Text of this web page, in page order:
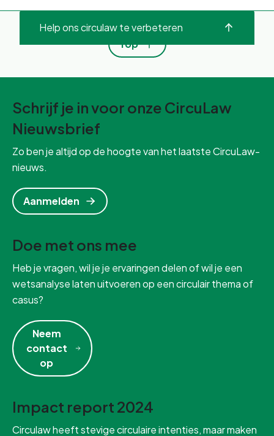
Help ons circulaw te verbeteren
Top
Schrijf je in voor onze CircuLaw
Nieuwsbrief
Zo ben je altijd op de hoogte van het laatste CircuLaw-
nieuws.
Aanmelden
Doe met ons mee
Heb je vragen, wil je je ervaringen delen of wil je een
wetsanalyse laten uitvoeren op een circulair thema of
casus?
Neem
contact
op
Impact report 2024
Circulaw heeft stevige circulaire intenties, maar maken